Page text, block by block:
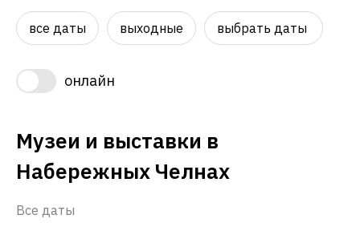
все даты выходные выбрать даты
онлайн
Музеи и выставки в
Набережных Челнах
Все даты